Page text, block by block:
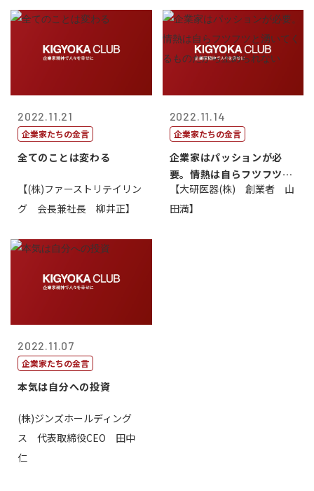
2022.11.21
企業家たちの金言
全てのことは変わる
【(株)ファーストリテイリン
グ 会長兼社長 柳井正】
2022.11.14
企業家たちの金言
企業家はパッションが必
要。情熱は自らフツフツと
湧いてくるもの...
【大研医器(株) 創業者 山
田満】
2022.11.07
企業家たちの金言
本気は自分への投資
(株)ジンズホールディング
ス 代表取締役CEO 田中
仁